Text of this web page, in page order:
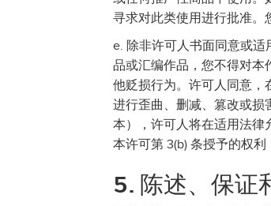
寻求对此类使用进行批准。
e. 除非许可人书面同意或
品或汇编作品，您不得对本
他贬损行为。许可人同意，
进行歪曲、删减、篡改或损
本），许可人将在适用法律
本许可第 3(b) 条授予的权利
5. 陈述、保证